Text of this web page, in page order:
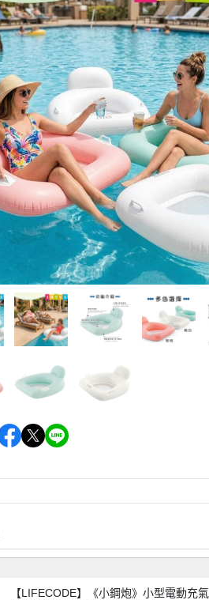
【LIFECODE】《小鋼炮》小型電動充